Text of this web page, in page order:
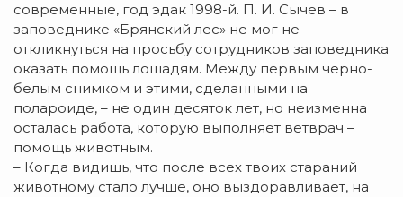
современные, год эдак 1998-й. П. И. Сычев – в
заповеднике «Брянский лес» не мог не
откликнуться на просьбу сотрудников заповедника
оказать помощь лошадям. Между первым черно-
белым снимком и этими, сделанными на
полароиде, – не один десяток лет, но неизменна
осталась работа, которую выполняет ветврач –
помощь животным.
– Когда видишь, что после всех твоих стараний
животному стало лучше, оно выздоравливает, на